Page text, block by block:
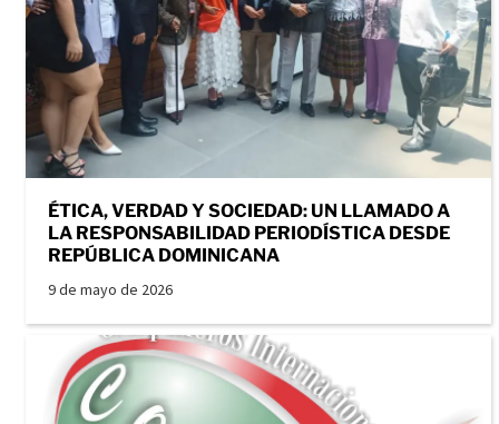
ÉTICA, VERDAD Y SOCIEDAD: UN LLAMADO A
LA RESPONSABILIDAD PERIODÍSTICA DESDE
REPÚBLICA DOMINICANA
9 de mayo de 2026